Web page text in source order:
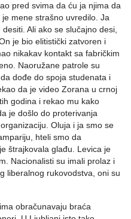
pred svima da ću ja njima da
mene strašno uvredilo. Ja
Ali ako se slučajno desi,
je bio elitistički zatvoren i
nikakav kontakt sa fabričkim
Naoružane patrole su
dođe do spoja studenata i
da je video Zorana u crnoj
godina i rekao mu kako
je došlo do proterivanja
Oluja i ja smo se
hteli smo da
štrajkovala glađu. Levica je
Nacionalisti su imali prolaz i
liberalnog rukovodstva, oni su
obračunavaju braća